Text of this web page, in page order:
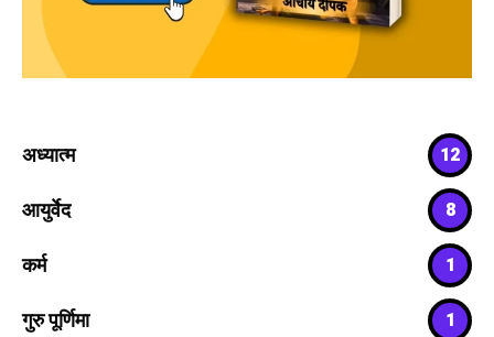
अध्यात्म 12
आयुर्वेद 8
कर्म 1
गुरु पूर्णिमा 1